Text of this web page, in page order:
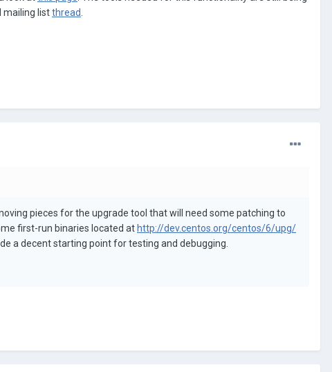
mailing listthread.
pieces for the upgrade tool that will need some patching to
first-run binaries located at http://dev.centos.org/centos/6/upg/
a decent starting point for testing and debugging.